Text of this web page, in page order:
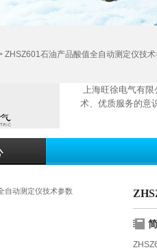
ZHSZ601石油产品酸值全自动测定仪技术
上海旺徐电气有
术、优质服务的意